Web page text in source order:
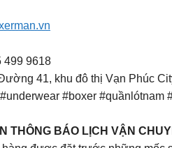
499 9618
41, khu đô thị Vạn Phúc
#boxer #quầnlótnam
THÔNG BÁO LỊCH VẬN